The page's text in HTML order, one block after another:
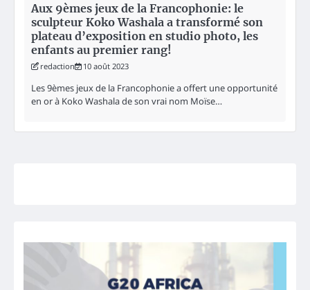
Aux 9èmes jeux de la Francophonie: le
sculpteur Koko Washala a transformé son
plateau d’exposition en studio photo, les
enfants au premier rang!
redaction 10 août 2023
Les 9èmes jeux de la Francophonie a offert une opportunité
en or à Koko Washala de son vrai nom Moïse…